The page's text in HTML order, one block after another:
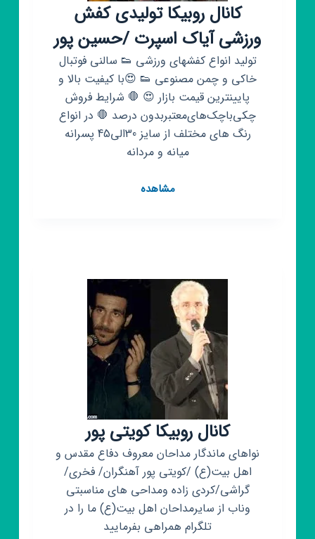
کانال روبیکا تولیدی کفش
ورزشی آیاک اسپرت /حسین پور
تولید انواع کفشهای ورزشی 👟 سالنی فوتبال
خاکی و چمن مصنوعی 👟 😍با کیفیت بالا و
پایینترین قیمت بازار 😍 🛑 شرایط فروش
چکی‌باچک‌های‌معتبربدون درصد 🛑 در انواع
رنگ های مختلف از سایز 30الی45 پسرانه
میانه و مردانه
مشاهدهکانال
حسین
پور
کانال روبیکا کویتی پور
نواهای ماندگار مداحان معروف دفاع مقدس و
اهل بیت(ع) /کویتی پور آهنگران/ فخری/
گراشی/کردی زاده ومداحی های مناسبتی
وناب از سایرمداحان اهل بیت(ع) ما را در
تلگرام همراهی بفرمایید